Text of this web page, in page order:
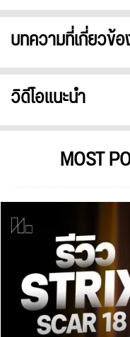
บทความที่เกี่ยวข้
วิดีโอแนะนำ
MOST